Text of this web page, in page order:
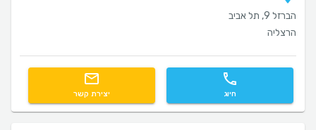
הברזל 9, תל אביב
הרצליה
חיוג יצירת קשר